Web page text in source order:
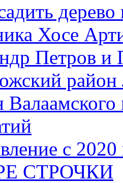
дерево
Хосе
Петров и
район
с 2020
СТРОЧКИ